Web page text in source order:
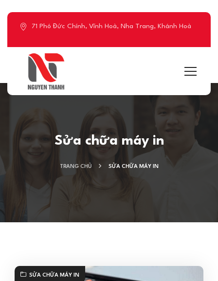
71 Phó Đức Chính, Vĩnh Hoà, Nha Trang, Khánh Hoà
Sửa chữa máy in
TRANG CHỦ SỬA CHỮA MÁY IN
SỬA CHỮA MÁY IN